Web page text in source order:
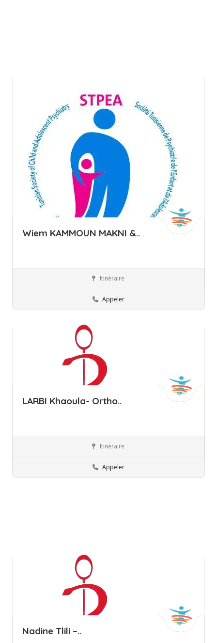
Wiem KAMMOUN MAKNI &..
Itinéraire
Appeler
LARBI Khaoula- Ortho..
Itinéraire
Appeler
Nadine Tlili –..